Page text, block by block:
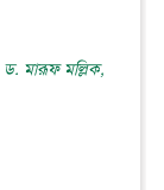
ড. মারূফ মল্লিক,